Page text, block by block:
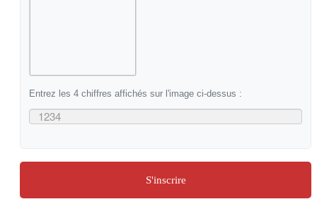
Entrez les 4 chiffres affichés sur l'image ci-dessus :
S'inscrire